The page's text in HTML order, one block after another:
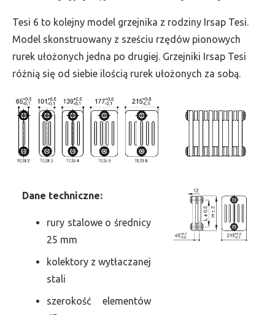
wys.
1200,
szer.
315,
1478
Tesi 6 to kolejny model grzejnika z rodziny Irsap Tesi.
Model skonstruowany z sześciu rzędów pionowych
rurek ułożonych jedna po drugiej. Grzejniki Irsap Tesi
różnią się od siebie ilością rurek ułożonych za sobą.
Dane techniczne:
rury stalowe o średnicy
25 mm
kolektory z wytłaczanej
stali
szerokość elementów